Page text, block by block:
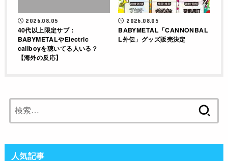
2026.08.05
40代以上限定サブ：
BABYMETALやElectric
callboyを聴いてる人いる？
【海外の反応】
2026.08.05
BABYMETAL「CANNONBAL
L外伝」グッズ販売決定
索:
人気記事